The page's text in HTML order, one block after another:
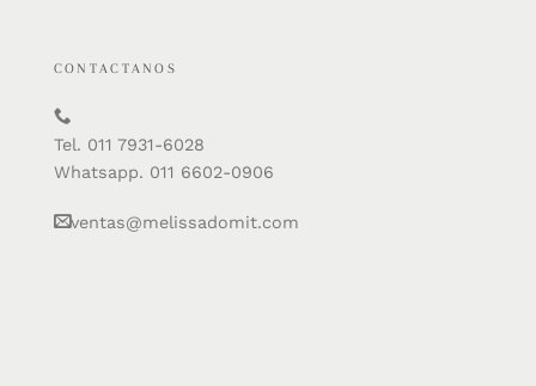
CONTACTANOS
Tel. 011 7931-6028
Whatsapp. 011 6602-0906
ventas@melissadomit.com